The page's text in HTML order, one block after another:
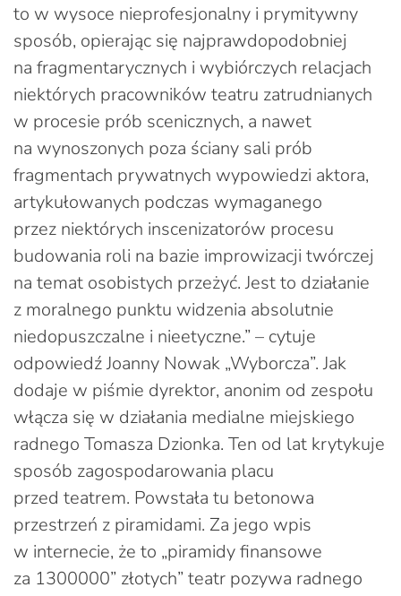
to w wysoce nieprofesjonalny i prymitywny
sposób, opierając się najprawdopodobniej
na fragmentarycznych i wybiórczych relacjach
niektórych pracowników teatru zatrudnianych
w procesie prób scenicznych, a nawet
na wynoszonych poza ściany sali prób
fragmentach prywatnych wypowiedzi aktora,
artykułowanych podczas wymaganego
przez niektórych inscenizatorów procesu
budowania roli na bazie improwizacji twórczej
na temat osobistych przeżyć. Jest to działanie
z moralnego punktu widzenia absolutnie
niedopuszczalne i nieetyczne.” – cytuje
odpowiedź Joanny Nowak „Wyborcza”. Jak
dodaje w piśmie dyrektor, anonim od zespołu
włącza się w działania medialne miejskiego
radnego Tomasza Dzionka. Ten od lat krytykuje
sposób zagospodarowania placu
przed teatrem. Powstała tu betonowa
przestrzeń z piramidami. Za jego wpis
w internecie, że to „piramidy finansowe
za 1300000” złotych” teatr pozywa radnego